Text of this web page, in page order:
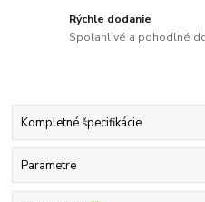
Rýchle dodanie
Spoľahlivé a pohodlné
Kompletné špecifikácie
Parametre